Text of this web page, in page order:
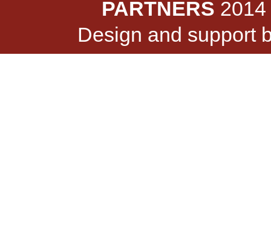
PARTNERS
Design and support